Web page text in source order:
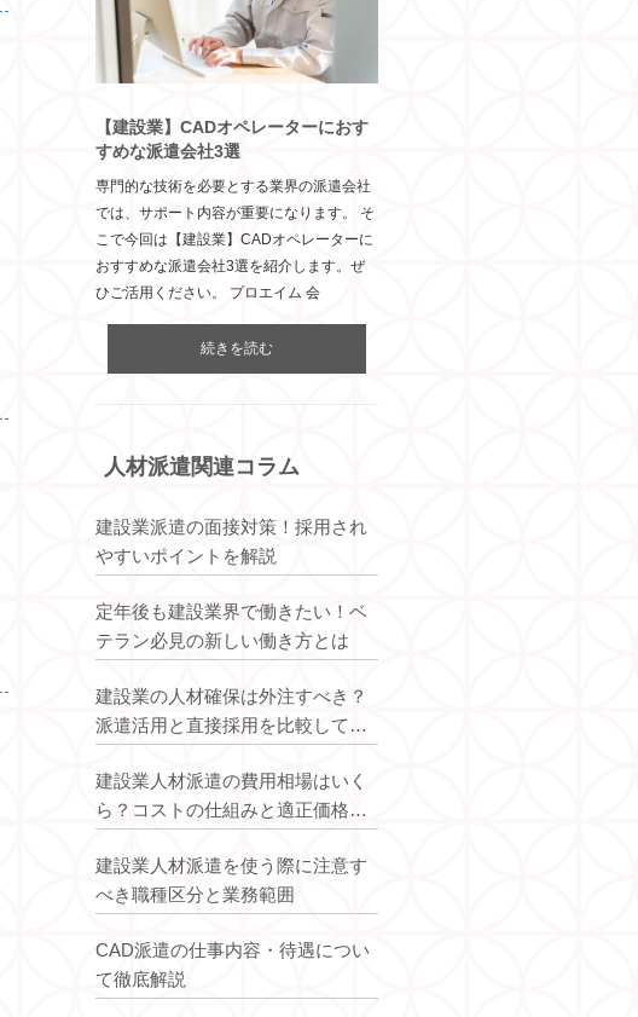
【建設業】CADオペレーターにおす
すめな派遣会社3選
専門的な技術を必要とする業界の派遣会社
では、サポート内容が重要になります。 そ
こで今回は【建設業】CADオペレーターに
おすすめな派遣会社3選を紹介します。ぜ
ひご活用ください。 プロエイム 会
続きを読む
人材派遣関連コラム
建設業派遣の面接対策！採用され
やすいポイントを解説
定年後も建設業界で働きたい！ベ
テラン必見の新しい働き方とは
建設業の人材確保は外注すべき？
派遣活用と直接採用を比較して最
建設業人材派遣の費用相場はいく
ら？コストの仕組みと適正価格を
建設業人材派遣を使う際に注意す
べき職種区分と業務範囲
CAD派遣の仕事内容・待遇につい
て徹底解説